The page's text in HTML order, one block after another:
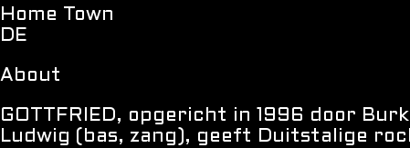
Home Town
DE
About
GOTTFRIED, opgericht in 1996 door
Ludwig (bas, zang), geeft Duitstalige